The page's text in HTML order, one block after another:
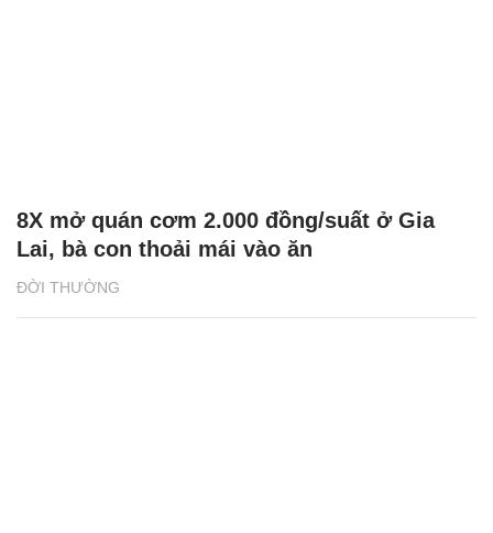
ĐỜI THƯỜNG
8X mở quán cơm 2.000 đồng/suất ở Gia
Lai, bà con thoải mái vào ăn